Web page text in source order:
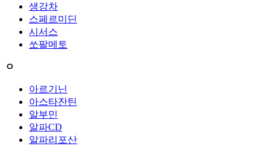
생강차
스페르미딘
시서스
쏘팔메토
ㅇ
아르기닌
아스타잔틴
알부민
알파CD
알파리포산